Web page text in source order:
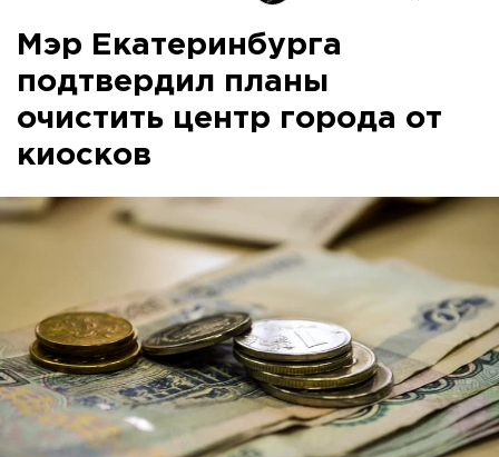
Мэр Екатеринбурга
подтвердил планы
очистить центр города от
киосков